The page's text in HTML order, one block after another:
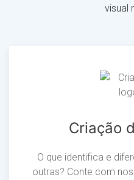
visual
Criação
O que identifica e
outras? Conte com